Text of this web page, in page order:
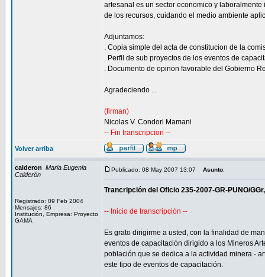
artesanal es un sector economico y
de los recursos, cuidando el medio ambiente
Adjuntamos:
. Copia simple del acta de constitucion de la
. Perfil de sub proyectos de los eventos de
. Documento de opinon favorable del Gobierno
Agradeciendo ...
(firman)
Nicolas V. Condori Mamani
-- Fin transcripcion --
Volver arriba
calderon Maria Eugenia
Calderón
Registrado: 09 Feb 2004
Mensajes: 86
Institución, Empresa: Proyecto
GAMA
Publicado: 08 May 2007 13:07 Asunto:
Trancripción del Oficio 235-2007-GR-PUNO/
-- Inicio de transcripción --
Es grato dirigirme a usted, con la finalidad de
eventos de capacitación dirigido a los Mineros
población que se dedica a la actividad minera -
este tipo de eventos de capacitación.